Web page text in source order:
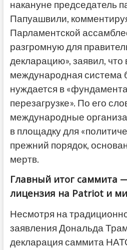
накануне председатель
Папуашвили,
Парламентской
разгромную для
декларацию», заявил, что
международная система
нуждается в
перезагрузке». По его
международные
в площадку для
прежний порядок,
мертв.
Главный итог саммита
лицензия на Patriot и
Несмотря на
заявления Дональда
декларация саммита